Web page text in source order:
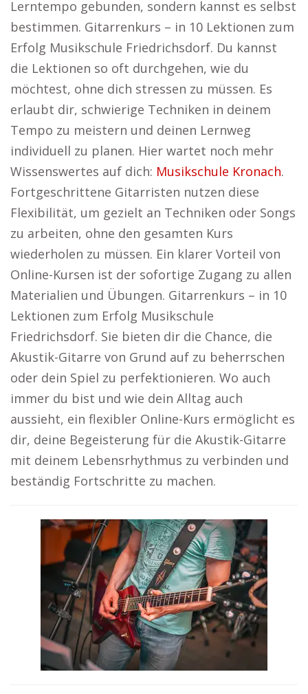
Lerntempo gebunden, sondern kannst es selbst
bestimmen. Gitarrenkurs – in 10 Lektionen zum
Erfolg Musikschule Friedrichsdorf. Du kannst
die Lektionen so oft durchgehen, wie du
möchtest, ohne dich stressen zu müssen. Es
erlaubt dir, schwierige Techniken in deinem
Tempo zu meistern und deinen Lernweg
individuell zu planen. Hier wartet noch mehr
Wissenswertes auf dich: Musikschule Kronach.
Fortgeschrittene Gitarristen nutzen diese
Flexibilität, um gezielt an Techniken oder Songs
zu arbeiten, ohne den gesamten Kurs
wiederholen zu müssen. Ein klarer Vorteil von
Online-Kursen ist der sofortige Zugang zu allen
Materialien und Übungen. Gitarrenkurs – in 10
Lektionen zum Erfolg Musikschule
Friedrichsdorf. Sie bieten dir die Chance, die
Akustik-Gitarre von Grund auf zu beherrschen
oder dein Spiel zu perfektionieren. Wo auch
immer du bist und wie dein Alltag auch
aussieht, ein flexibler Online-Kurs ermöglicht es
dir, deine Begeisterung für die Akustik-Gitarre
mit deinem Lebensrhythmus zu verbinden und
beständig Fortschritte zu machen.